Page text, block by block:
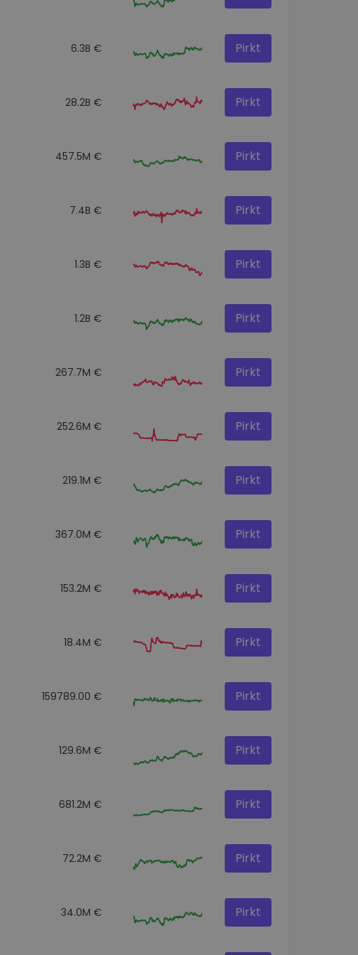
6.3B € Pirkt
28.2B € Pirkt
457.5M € Pirkt
7.4B € Pirkt
1.3B € Pirkt
1.2B € Pirkt
267.7M € Pirkt
252.6M € Pirkt
219.1M € Pirkt
367.0M € Pirkt
153.2M € Pirkt
18.4M € Pirkt
159789.00 € Pirkt
129.6M € Pirkt
681.2M € Pirkt
72.2M € Pirkt
34.0M € Pirkt